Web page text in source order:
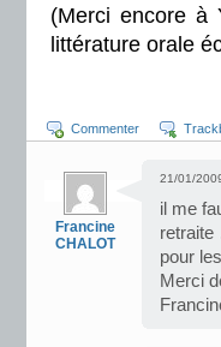
(Merci encore à
littérature orale
Commenter
Francine
CHALOT
21/01/
il me
retraite
pour
Merci